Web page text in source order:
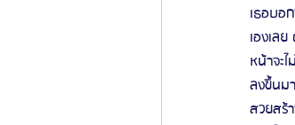
เธอบอ
เองเล
หน้าจะ
ลงขึ้นม
สวยสร้